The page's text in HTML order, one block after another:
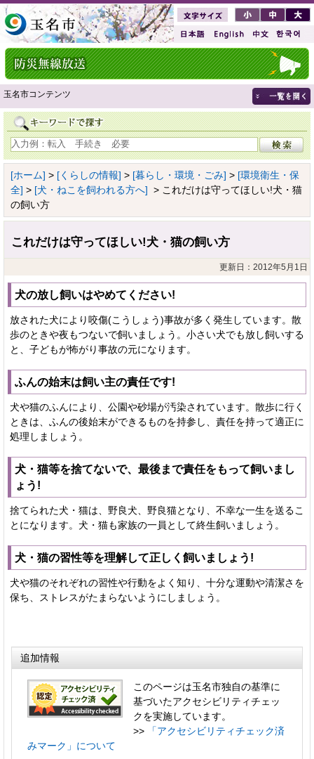
玉名市コンテンツ
[ホーム] > [くらしの情報] > [暮らし・環境・ごみ] > [環境衛生・保
全] > [犬・ねこを飼われる方へ] > これだけは守ってほしい!犬・猫
の飼い方
これだけは守ってほしい!犬・猫の飼い方
更新日：2012年5月1日
犬の放し飼いはやめてください!
放された犬により咬傷(こうしょう)事故が多く発生しています。散
歩のときや夜もつないで飼いましょう。小さい犬でも放し飼いする
と、子どもが怖がり事故の元になります。
ふんの始末は飼い主の責任です!
犬や猫のふんにより、公園や砂場が汚染されています。散歩に行く
ときは、ふんの後始末ができるものを持参し、責任を持って適正に
処理しましょう。
犬・猫等を捨てないで、最後まで責任をもって飼いまし
ょう!
捨てられた犬・猫は、野良犬、野良猫となり、不幸な一生を送るこ
とになります。犬・猫も家族の一員として終生飼いましょう。
犬・猫の習性等を理解して正しく飼いましょう!
犬や猫のそれぞれの習性や行動をよく知り、十分な運動や清潔さを
保ち、ストレスがたまらないようにしましょう。
追加情報
このページは玉名市独自の基準に
基づいたアクセシビリティチェッ
クを実施しています。
>>
「アクセシビリティチェック済
みマーク」について